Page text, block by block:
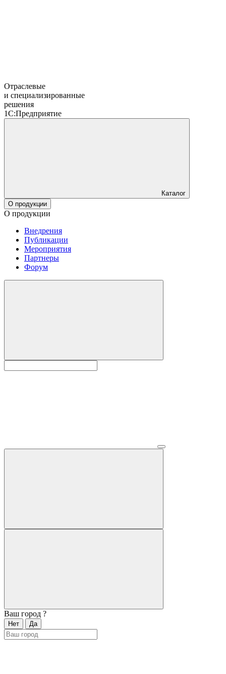
Отраслевые
и специализированные
решения
1С:Предприятие
Каталог
О продукции
О продукции
Внедрения
Публикации
Мероприятия
Партнеры
Форум
Ваш город ?
Нет Да